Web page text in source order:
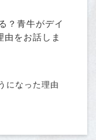
？青牛がデイ
由をお話しま
になった理由